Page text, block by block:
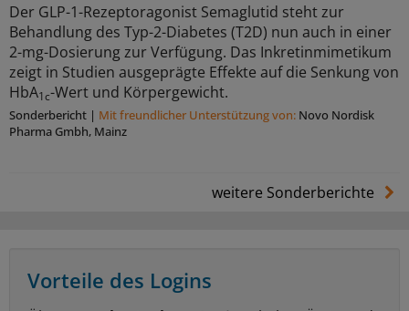
Der GLP-1-Rezeptoragonist Semaglutid steht zur
Behandlung des Typ-2-Diabetes (T2D) nun auch in einer
2-mg-Dosierung zur Verfügung. Das Inkretinmimetikum
zeigt in Studien ausgeprägte Effekte auf die Senkung von
HbA1c-Wert und Körpergewicht.
Sonderbericht | Mit freundlicher Unterstützung von: Novo Nordisk
Pharma Gmbh, Mainz
weitere Sonderberichte
Vorteile des Logins